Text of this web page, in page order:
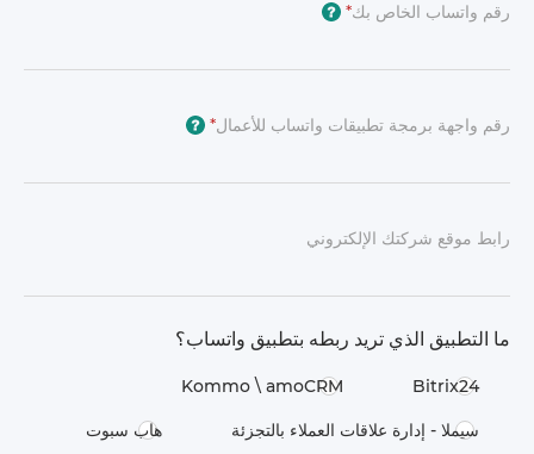
رقم واتساب الخاص بك*
?
رقم واجهة برمجة تطبيقات واتساب للأعمال*
?
رابط موقع شركتك الإلكتروني
ما التطبيق الذي تريد ربطه بتطبيق واتساب؟
Bitrix24
Kommo \​ amoCRM
سيملا - إدارة علاقات العملاء بالتجزئة هاب سبوت